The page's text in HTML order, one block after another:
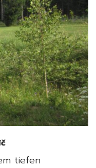
tiefen